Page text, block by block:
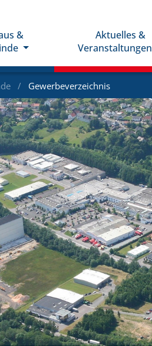
&
Aktuelles &
Veranstaltungen
Gewerbeverzeichnis